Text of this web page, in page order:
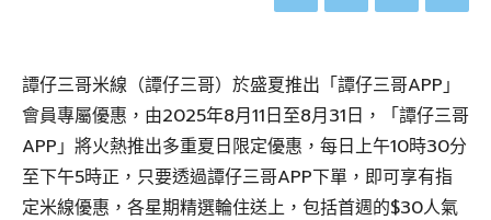
譚仔三哥米線（譚仔三哥）於盛夏推出「譚仔三哥APP」
會員專屬優惠，由2025年8月11日至8月31日，「譚仔三哥
APP」將火熱推出多重夏日限定優惠，每日上午10時30分
至下午5時正，只要透過譚仔三哥APP下單，即可享有指
定米線優惠，各星期精選輪住送上，包括首週的$30人氣